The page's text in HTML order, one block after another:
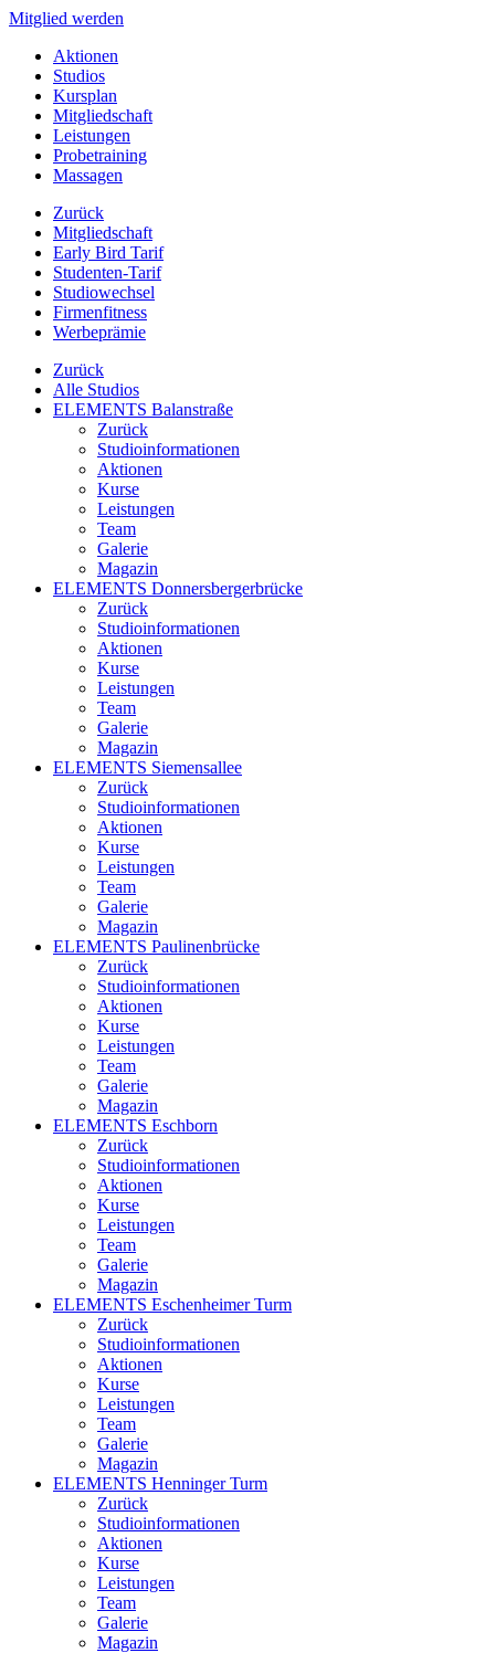
Mitglied werden
Aktionen
Studios
Kursplan
Mitgliedschaft
Leistungen
Probetraining
Massagen
Zurück
Mitgliedschaft
Early Bird Tarif
Studenten-Tarif
Studiowechsel
Firmenfitness
Werbeprämie
Zurück
Alle Studios
ELEMENTS Balanstraße
Zurück
Studioinformationen
Aktionen
Kurse
Leistungen
Team
Galerie
Magazin
ELEMENTS Donnersbergerbrücke
Zurück
Studioinformationen
Aktionen
Kurse
Leistungen
Team
Galerie
Magazin
ELEMENTS Siemensallee
Zurück
Studioinformationen
Aktionen
Kurse
Leistungen
Team
Galerie
Magazin
ELEMENTS Paulinenbrücke
Zurück
Studioinformationen
Aktionen
Kurse
Leistungen
Team
Galerie
Magazin
ELEMENTS Eschborn
Zurück
Studioinformationen
Aktionen
Kurse
Leistungen
Team
Galerie
Magazin
ELEMENTS Eschenheimer Turm
Zurück
Studioinformationen
Aktionen
Kurse
Leistungen
Team
Galerie
Magazin
ELEMENTS Henninger Turm
Zurück
Studioinformationen
Aktionen
Kurse
Leistungen
Team
Galerie
Magazin